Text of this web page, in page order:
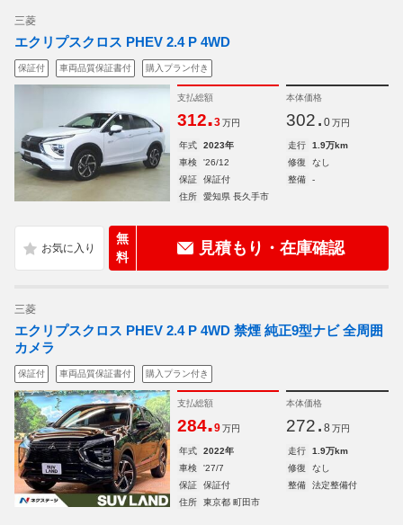
三菱
エクリプスクロス PHEV 2.4 P 4WD
保証付 車両品質保証書付 購入プラン付き
支払総額
312.3 万円
本体価格
302. 0 万円
年式 2023年 走行
1.9万km
車検
'26/12 修復
なし
保証
保証付 整備
-
住所
愛知県 長久手市
無
料
見積もり・在庫確認
三菱
エクリプスクロス PHEV 2.4 P 4WD 禁煙 純正9型ナビ 全周囲
カメラ
保証付 車両品質保証書付 購入プラン付き
支払総額
284.9 万円
本体価格
272. 8 万円
年式 2022年 走行
1.9万km
車検
'27/7 修復
なし
保証
保証付 整備
法定整備付
住所
東京都 町田市